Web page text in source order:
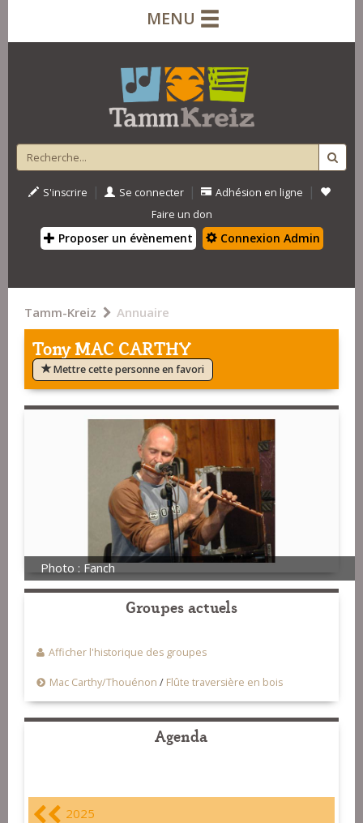
MENU
S'inscrire | Se connecter | Adhésion en ligne |
Faire un don
Proposer un évènement Connexion Admin
Tamm-Kreiz Annuaire
Tony MAC CARTHY
Mettre cette personne en favori
Photo : Fanch
Groupes actuels
Afficher l'historique des groupes
Mac Carthy/Thouénon / Flûte traversière en bois
Agenda
2025